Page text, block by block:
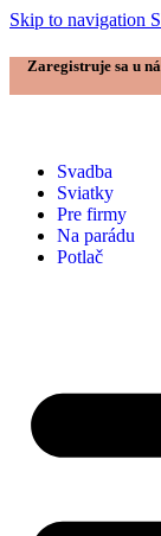
Skip to navigation
Zaregistruje sa u
Svadba
Sviatky
Pre firmy
Na parádu
Potlač